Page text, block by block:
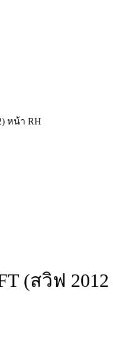
หน้า RH
(สวิฟ 2012